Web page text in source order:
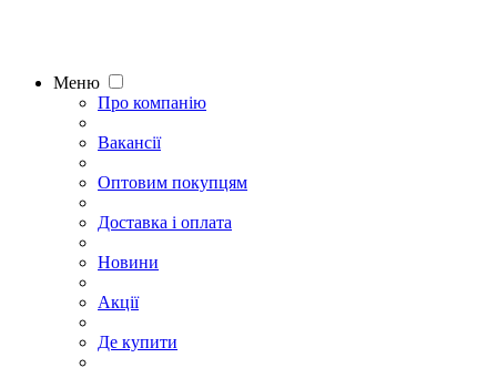
Меню
Про компанію
Вакансії
Оптовим покупцям
Доставка і оплата
Новини
Акції
Де купити